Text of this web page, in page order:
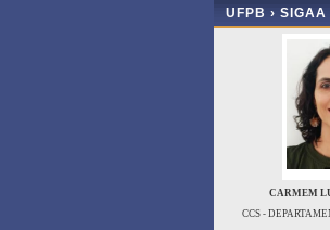
UFPB ›
CARMEM
CCS -